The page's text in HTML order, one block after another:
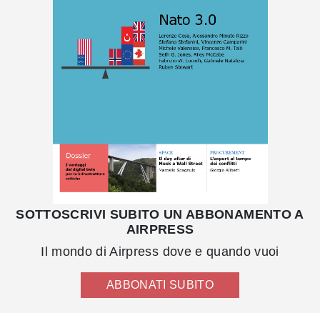
SOTTOSCRIVI SUBITO UN ABBONAMENTO A
AIRPRESS
Il mondo di Airpress dove e quando vuoi
ABBONATI SUBITO